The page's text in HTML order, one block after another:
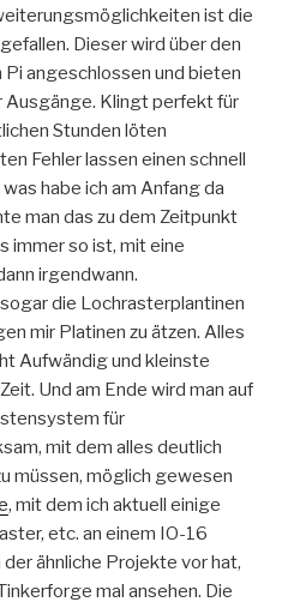
ist die
Dieser wird über den
angeschlossen und bieten
Ausgänge. Klingt perfekt für
Stunden löten
Fehler lassen einen schnell
habe ich am Anfang da
man das zu dem Zeitpunkt
immer so ist, mit eine
irgendwann.
die Lochrasterplantinen
mir Platinen zu ätzen. Alles
Aufwändig und kleinste
Und am Ende wird man auf
für
mit dem alles deutlich
müssen, möglich gewesen
, mit dem ich aktuell einige
etc. an einem IO-16
ähnliche Projekte vor hat,
mal ansehen. Die